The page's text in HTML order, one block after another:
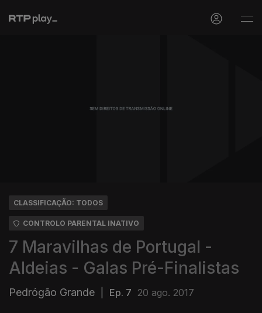
CLASSIFICAÇÃO: TODOS
CONTROLO PARENTAL INATIVO
7 Maravilhas de Portugal -
Aldeias - Galas Pré-Finalistas
Pedrógão Grande Ep. 7 20 ago. 2017